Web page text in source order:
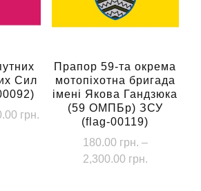
вибрати
на
товару
Сил
грн.Діапазон
650.00 грн.
Прапор 59-та окрема
мотопіхотна бригада
імені Якова Гандзюка
(59 ОМПБр) ЗСУ
(flag-00119)
180.00 грн. –
2,300.00 грн.Діапазон